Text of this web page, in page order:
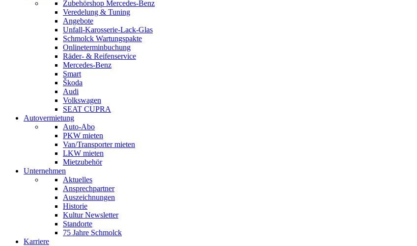
Zubehörshop Mercedes-Benz
Veredelung & Tuning
Angebote
Unfall-Karosserie-Lack-Glas
Schmolck Wartungspakte
Onlineterminbuchung
Räder- & Reifenservice
Mercedes-Benz
Smart
Škoda
Audi
Volkswagen
SEAT CUPRA
Autovermietung
Auto-Abo
PKW mieten
Van/Transporter mieten
LKW mieten
Mietzubehör
Unternehmen
Aktuelles
Ansprechpartner
Auszeichnungen
Historie
Kultur Newsletter
Standorte
75 Jahre Schmolck
Karriere